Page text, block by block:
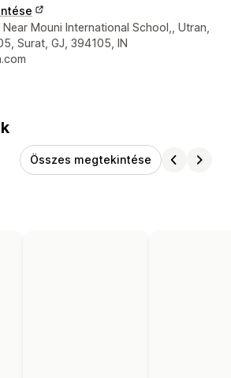
adatai
Mouni International School,, Utran,
Surat, GJ, 394105, IN
Összes megtekintése